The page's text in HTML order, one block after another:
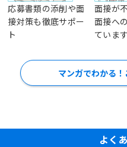
応募書類の添削や面
接対策も徹底サポー
ト
面接が
面接へ
ています
マンガでわかる
よく